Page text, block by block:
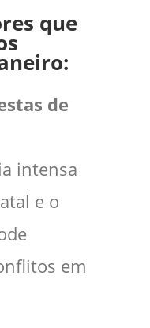
que
de
intensa
e o
em